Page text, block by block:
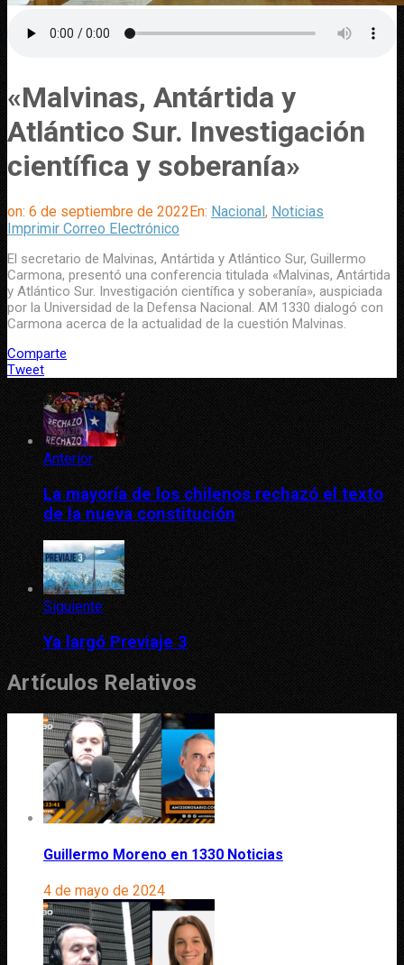
«Malvinas, Antártida y
Atlántico Sur. Investigación
científica y soberanía»
on: 6 de septiembre de 2022En: Nacional, Noticias
Imprimir Correo Electrónico
El secretario de Malvinas, Antártida y Atlántico Sur, Guillermo
Carmona, presentó una conferencia titulada «Malvinas, Antártida
y Atlántico Sur. Investigación científica y soberanía», auspiciada
por la Universidad de la Defensa Nacional. AM 1330 dialogó con
Carmona acerca de la actualidad de la cuestión Malvinas.
Comparte
Tweet
Anterior
La mayoría de los chilenos rechazó el texto
de la nueva constitución
Siguiente
Ya largó Previaje 3
Artículos Relativos
Guillermo Moreno en 1330 Noticias
4 de mayo de 2024